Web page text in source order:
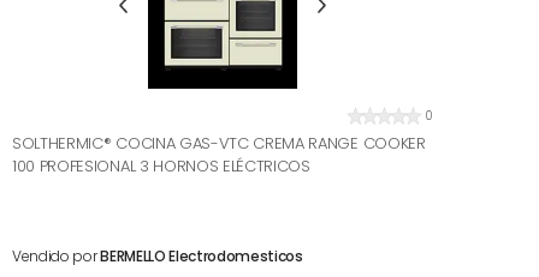
0
SOLTHERMIC® COCINA GAS-VTC CREMA RANGE COOKER
100 PROFESIONAL 3 HORNOS ELÉCTRICOS
Vendido porBERMELLO Electrodomesticos